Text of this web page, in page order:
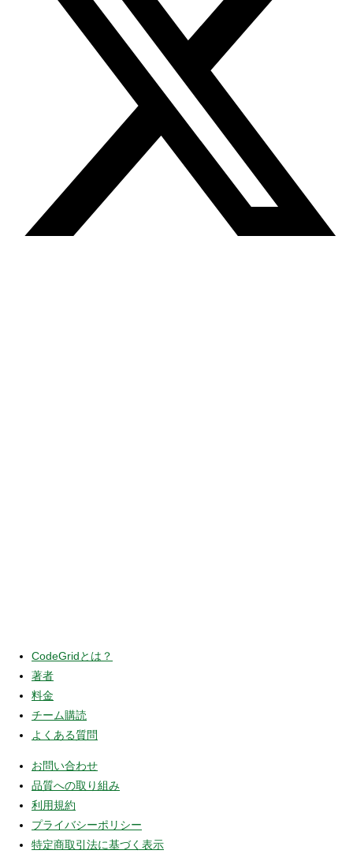
CodeGridとは？
著者
料金
チーム購読
よくある質問
お問い合わせ
品質への取り組み
利用規約
プライバシーポリシー
特定商取引法に基づく表示